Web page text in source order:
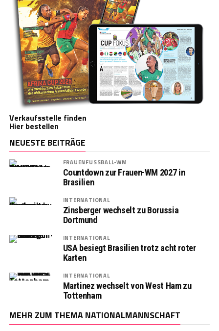
Verkaufsstelle finden
Hier bestellen
NEUESTE BEITRÄGE
FRAUENFUSSBALL-WM
Countdown zur Frauen-WM 2027 in
Brasilien
INTERNATIONAL
Zinsberger wechselt zu Borussia
Dortmund
INTERNATIONAL
USA besiegt Brasilien trotz acht roter
Karten
INTERNATIONAL
Martinez wechselt von West Ham zu
Tottenham
MEHR ZUM THEMA NATIONALMANNSCHAFT